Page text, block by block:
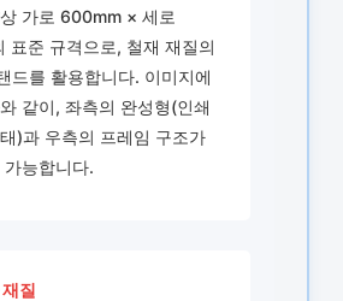
가로 600mm × 세로
표준 규격으로, 철재 재질의
드를 활용합니다. 이미지에
같이, 좌측의 완성형(인쇄
)과 우측의 프레임 구조가
가능합니다.
질